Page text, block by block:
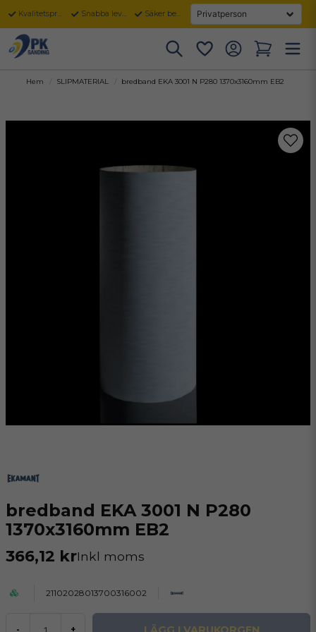
Kvalitetsprodukter Snabba leveranser Säker betalning
Hem SLIPMATERIAL bredband EKA 3001 N P280 1370x3160mm EB2
bredband EKA 3001 N P280
1370x3160mm EB2
366,12 krInkl moms
21102028013700316002
- +